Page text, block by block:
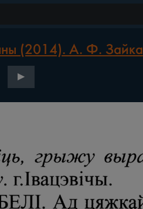
(2014). А. Ф. Зайка
▶